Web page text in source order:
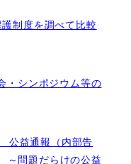
制度を調べて比較
・シンポジウム等の
公益通報（内部告
問題だらけの公益